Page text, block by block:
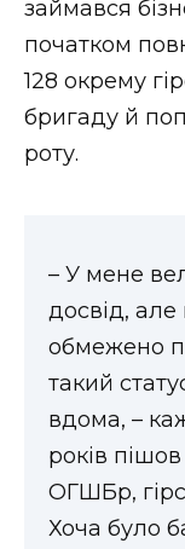
ВІДЕО
займався
початком
128 окрему
бригаду й
роту.
– У мене
досвід,
обмежено
такий
вдома, –
років
ОГШБр,
Хоча було